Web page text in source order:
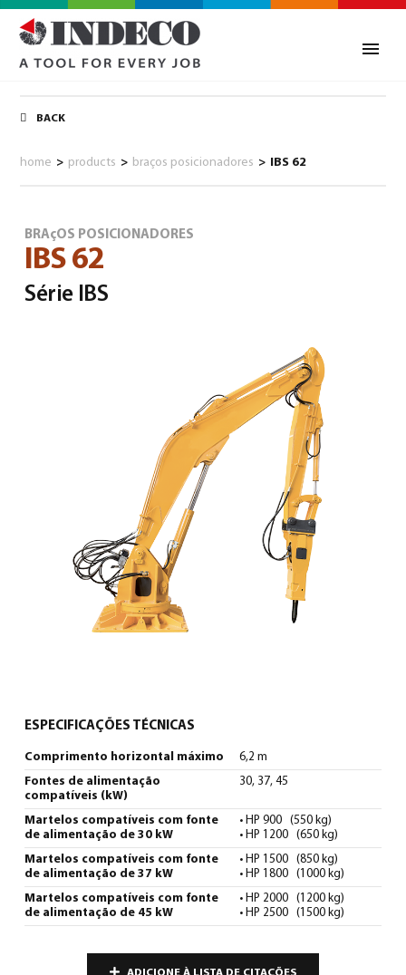
Português(Português)
BACK
home > products > braços posicionadores > IBS 62
BRAçOS POSICIONADORES
IBS 62
Série IBS
ESPECIFICAÇÕES TÉCNICAS
Comprimento horizontal máximo 6,2 m
Fontes de alimentação
compatíveis (kW)
30, 37, 45
Martelos compatíveis com fonte
de alimentação de 30 kW
• HP 900 (550 kg)
• HP 1200 (650 kg)
Martelos compatíveis com fonte
de alimentação de 37 kW
• HP 1500 (850 kg)
• HP 1800 (1000 kg)
Martelos compatíveis com fonte
de alimentação de 45 kW
• HP 2000 (1200 kg)
• HP 2500 (1500 kg)